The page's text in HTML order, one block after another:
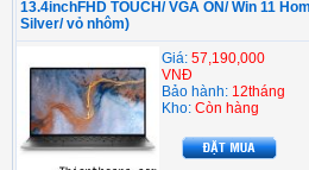
13.4inchFHD TOUCH/ VGA ON/ Win 11
Silver/ vỏ nhôm)
Giá: 57,190,000
VNĐ
Bảo hành: 12tháng
Kho: Còn hàng